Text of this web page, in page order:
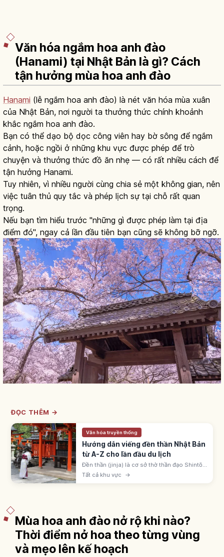
Văn hóa ngắm hoa anh đào
(Hanami) tại Nhật Bản là gì? Cách
tận hưởng mùa hoa anh đào
Hanami (lễ ngắm hoa anh đào) là nét văn hóa mùa xuân
của Nhật Bản, nơi người ta thưởng thức chính khoảnh
khắc ngắm hoa anh đào.
Bạn có thể dạo bộ dọc công viên hay bờ sông để ngắm
cảnh, hoặc ngồi ở những khu vực được phép để trò
chuyện và thưởng thức đồ ăn nhẹ — có rất nhiều cách để
tận hưởng Hanami.
Tuy nhiên, vì nhiều người cùng chia sẻ một không gian, nên
việc tuân thủ quy tắc và phép lịch sự tại chỗ rất quan
trọng.
Nếu bạn tìm hiểu trước "những gì được phép làm tại địa
điểm đó", ngay cả lần đầu tiên bạn cũng sẽ không bỡ ngỡ.
ĐỌC THÊM →
Văn hóa truyền thống
Hướng dẫn viếng đền thần Nhật Bản
từ A-Z cho lần đầu du lịch
Đền thần (jinja) là cơ sở thờ thần đạo Shintō
Nhật, khoảng 80.000 ngôi. Nhận biết qua
cổng torii; quy trình: torii, temizuya, ni-rei ni-
Tất cả khu vực →
Mùa hoa anh đào nở rộ khi nào?
Thời điểm nở hoa theo từng vùng
và mẹo lên kế hoạch